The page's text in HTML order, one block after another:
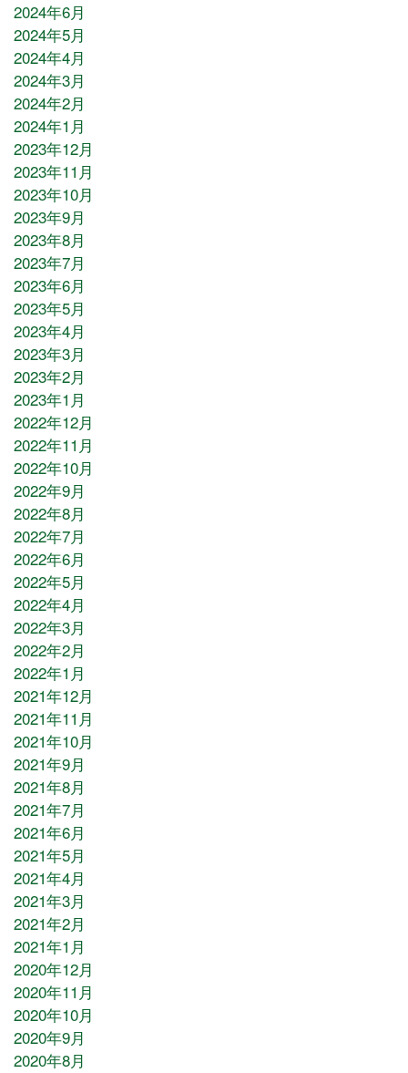
2024年6月
2024年5月
2024年4月
2024年3月
2024年2月
2024年1月
2023年12月
2023年11月
2023年10月
2023年9月
2023年8月
2023年7月
2023年6月
2023年5月
2023年4月
2023年3月
2023年2月
2023年1月
2022年12月
2022年11月
2022年10月
2022年9月
2022年8月
2022年7月
2022年6月
2022年5月
2022年4月
2022年3月
2022年2月
2022年1月
2021年12月
2021年11月
2021年10月
2021年9月
2021年8月
2021年7月
2021年6月
2021年5月
2021年4月
2021年3月
2021年2月
2021年1月
2020年12月
2020年11月
2020年10月
2020年9月
2020年8月